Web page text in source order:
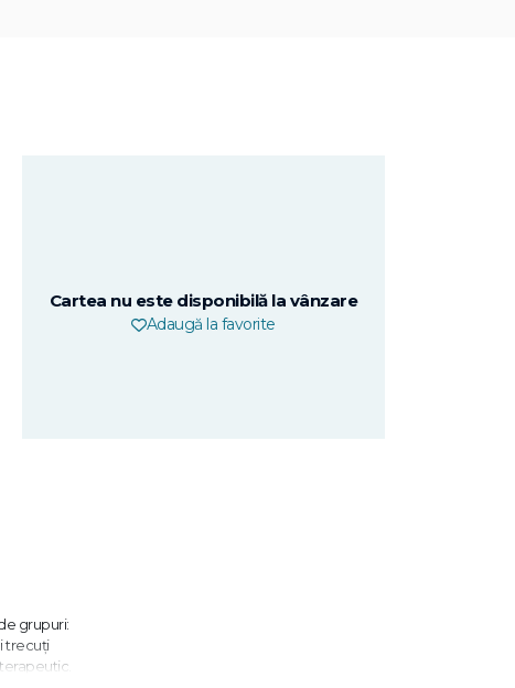
Cartea nu este disponibilă la vânzare
Adaugă la favorite
grupuri:
trecuţi